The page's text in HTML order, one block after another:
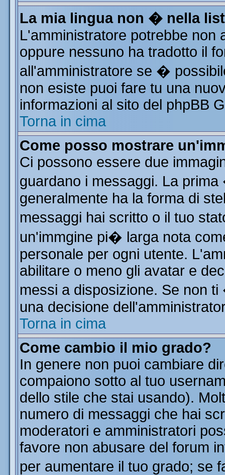
La mia lingua non � nella
L'amministratore potrebbe non
oppure nessuno ha tradotto il
all'amministratore se �
non esiste puoi fare tu una
informazioni al sito del phpBB
Torna in cima
Come posso mostrare
Ci possono essere due
guardano i messaggi. La
generalmente ha la forma di
messaggi hai scritto o il tuo
un'immgine pi� larga nota
personale per ogni utente.
abilitare o meno gli avatar e
messi a disposizione. Se non
una decisione
Torna in cima
Come cambio il mio grado?
In genere non puoi cambiare
compaiono sotto al tuo
dello stile che stai usando).
numero di messaggi che hai
moderatori e amministratori
favore non abusare del forum
per aumentare il tuo grado; se